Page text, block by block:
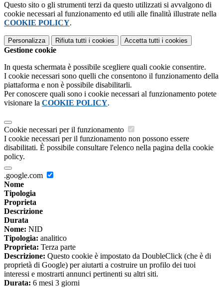
Questo sito o gli strumenti terzi da questo utilizzati si avvalgono di
cookie necessari al funzionamento ed utili alle finalità illustrate nella
COOKIE POLICY.
Personalizza Rifiuta tutti i cookies Accetta tutti i cookies
Gestione cookie
In questa schermata è possibile scegliere quali cookie consentire.
I cookie necessari sono quelli che consentono il funzionamento della
piattaforma e non è possibile disabilitarli.
Per conoscere quali sono i cookie necessari al funzionamento potete
visionare la COOKIE POLICY.
Cookie necessari per il funzionamento
I cookie necessari per il funzionamento non possono essere
disabilitati. È possibile consultare l'elenco nella pagina della cookie
policy.
.google.com
Nome
Tipologia
Proprieta
Descrizione
Durata
Nome: NID
Tipologia: analitico
Proprieta: Terza parte
Descrizione: Questo cookie è impostato da DoubleClick (che è di
proprietà di Google) per aiutarti a costruire un profilo dei tuoi
interessi e mostrarti annunci pertinenti su altri siti.
Durata: 6 mesi 3 giorni